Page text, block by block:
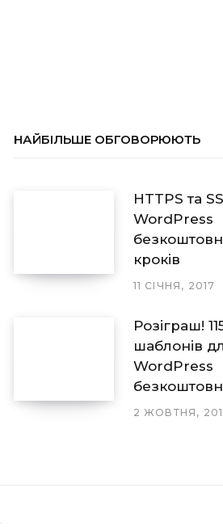
НАЙБІЛЬШЕ ОБГОВОРЮЮТЬ
HTTPS та
WordPress
кроків
11 СІЧНЯ, 2017
Розіграш!
шаблонів
WordPress
2 ЖОВТНЯ,